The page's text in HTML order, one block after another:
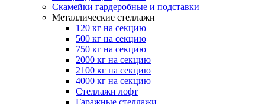
Скамейки гардеробные и подставки
Металлические стеллажи
120 кг на секцию
500 кг на секцию
750 кг на секцию
2000 кг на секцию
2100 кг на секцию
4000 кг на секцию
Стеллажи лофт
Гаражные стеллажи